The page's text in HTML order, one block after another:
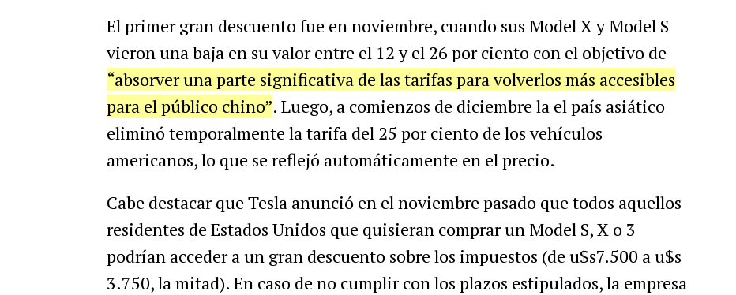
El primer gran descuento fue en noviembre, cuando sus Model X y Model S
vieron una baja en su valor entre el 12 y el 26 por ciento con el objetivo de
“absorver una parte significativa de las tarifas para volverlos más accesibles
para el público chino”. Luego, a comienzos de diciembre la el país asiático
eliminó temporalmente la tarifa del 25 por ciento de los vehículos
americanos, lo que se reflejó automáticamente en el precio.
Cabe destacar que Tesla anunció en el noviembre pasado que todos aquellos
residentes de Estados Unidos que quisieran comprar un Model S, X o 3
podrían acceder a un gran descuento sobre los impuestos (de u$s7.500 a u$s
3.750, la mitad). En caso de no cumplir con los plazos estipulados, la empresa